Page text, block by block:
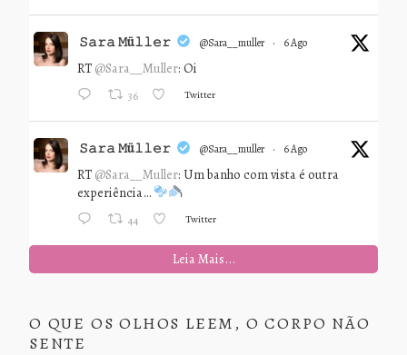
𝚂𝚊𝚛𝚊 𝙼ü𝚕𝚕𝚎𝚛 @sara__muller · 6 Ago
RT @Sara__Muller: Oi
36 Twitter
𝚂𝚊𝚛𝚊 𝙼ü𝚕𝚕𝚎𝚛 @sara__muller · 6 Ago
RT @Sara__Muller: Um banho com vista é outra
experiência…
44 Twitter
Leia Mais...
O QUE OS OLHOS LEEM, O CORPO NÃO
SENTE